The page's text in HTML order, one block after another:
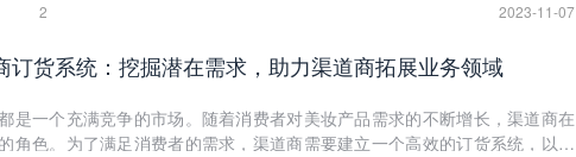
2 2023-11-07
订货系统：挖掘潜在需求，助力渠道商拓展业务领域
是一个充满竞争的市场。随着消费者对美妆产品需求的不断增长，渠道商在
角色。为了满足消费者的需求，渠道商需要建立一个高效的订货系统，以便